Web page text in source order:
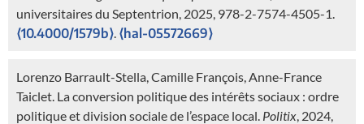
universitaires du Septentrion, 2025, 978-2-7574-4505-1.
⟨10.4000/1579b⟩. ⟨hal-05572669⟩
Lorenzo Barrault-Stella, Camille François, Anne-France
Taiclet. La conversion politique des intérêts sociaux : ordre
politique et division sociale de l’espace local. Politix, 2024,